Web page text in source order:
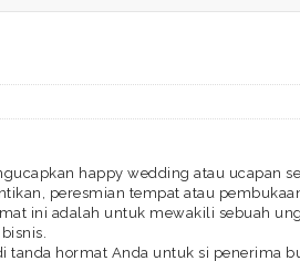
happy wedding atau ucapan
peresmian tempat atau
ini adalah untuk mewakili sebuah
tanda hormat Anda untuk si penerima